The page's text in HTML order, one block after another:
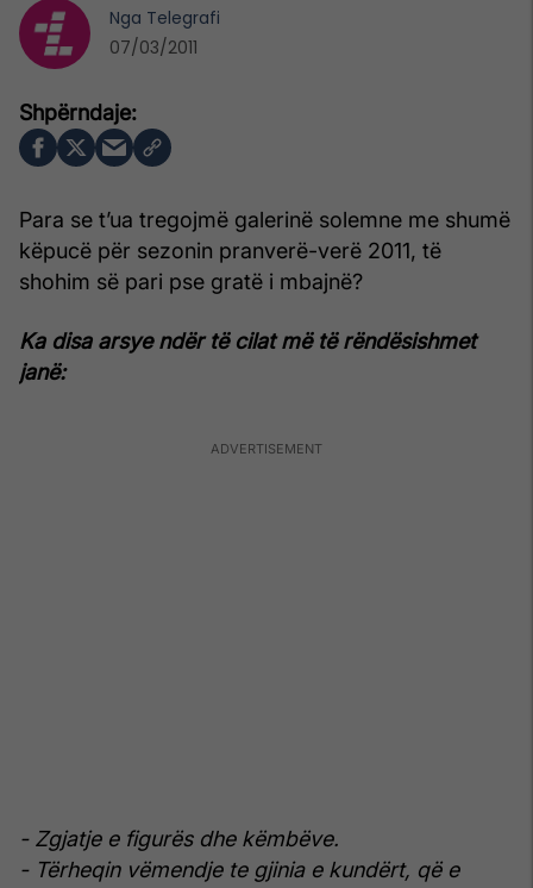
Para se t’ua tregojmë galerinë solemne me shumë
këpucë për sezonin pranverë-verë 2011, të
shohim së pari pse gratë i mbajnë?
Ka disa arsye ndër të cilat më të rëndësishmet
janë:
- Zgjatje e figurës dhe këmbëve.
- Tërheqin vëmendje te gjinia e kundërt, që e
Nga Telegrafi
07/03/2011